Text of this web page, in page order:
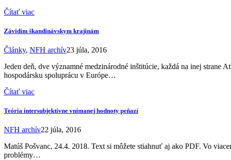
Čítať viac
Závidím škandinávskym krajinám
Články, NFH archív23 júla, 2016
Jeden deň, dve významné medzinárodné inštitúcie, každá na inej strane
hospodársku spoluprácu v Európe…
Čítať viac
Teória intersubjektívne vnímanej hodnoty peňazí
NFH archív22 júla, 2016
Matúš Pošvanc, 24.4. 2018. Text si môžete stiahnuť aj ako PDF. Vo
problémy…